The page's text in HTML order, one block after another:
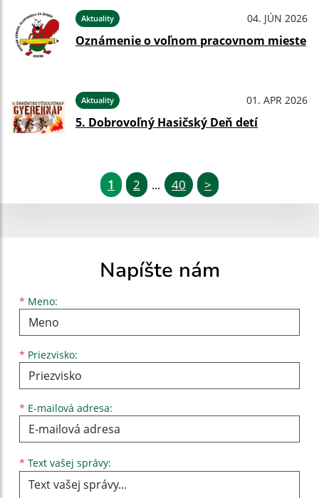
Aktuality 04. JÚN 2026
Oznámenie o voľnom pracovnom mieste
Aktuality 01. APR 2026
5. Dobrovoľný Hasičský Deň detí
1 2 ... 40 >
Napíšte nám
* Meno:
Meno
* Priezvisko:
Priezvisko
* E-mailová adresa:
E-mailová adresa
* Text vašej správy: